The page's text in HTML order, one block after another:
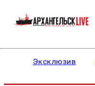
Эксклюзив